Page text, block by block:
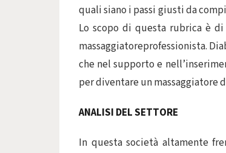
quali siano i passi giusti da
Lo scopo di questa rubrica è
massaggiatoreprofessionista.
che nel supporto e
per diventare un massaggiatore
ANALISI DEL SETTORE
In questa società altamente